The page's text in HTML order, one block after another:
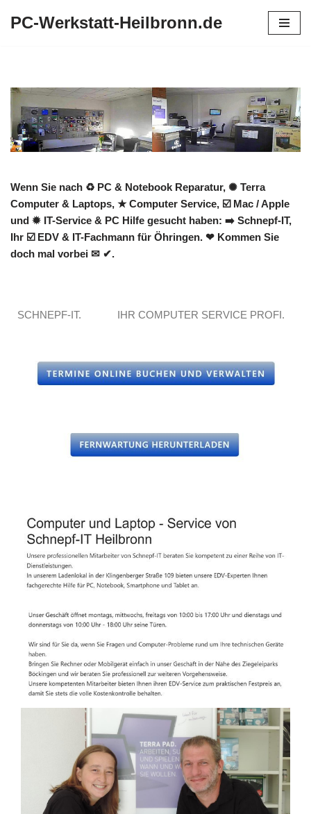
PC-Werkstatt-Heilbronn.de
Wenn Sie nach ♻ PC & Notebook Reparatur, ✺ Terra
Computer & Laptops, ★ Computer Service, ☑️ Mac / Apple
und ✹ IT-Service & PC Hilfe gesucht haben: ➡️ Schnepf-IT,
Ihr ☑️ EDV & IT-Fachmann für Öhringen. ❤ Kommen Sie
doch mal vorbei ✉ ✔.
SCHNEPF-IT. IHR COMPUTER SERVICE PROFI.